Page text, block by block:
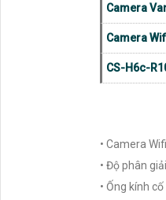
Camera
Camera
CS-H6c-
• Camera
• Độ phân
• Ống kính